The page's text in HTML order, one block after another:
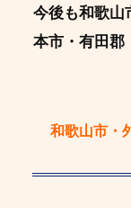
今後も和歌山
本市・有田郡
和歌山市・